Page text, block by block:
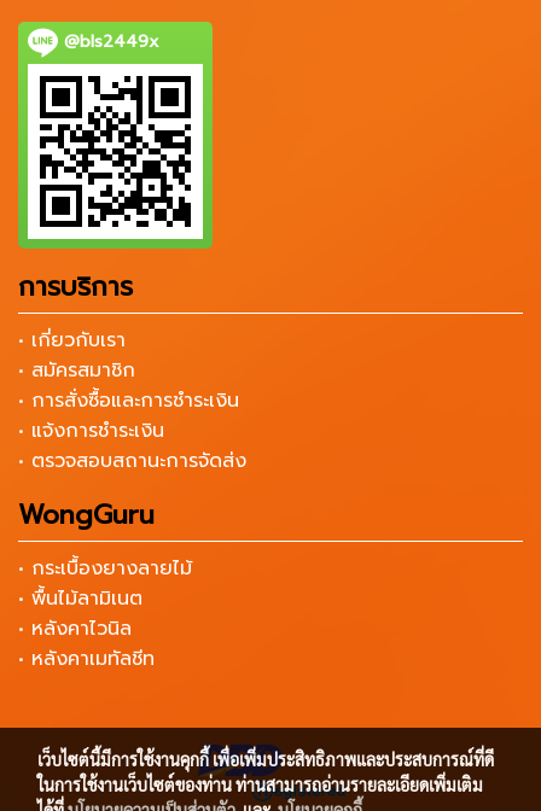
@bls2449x
การบริการ
• เกี่ยวกับเรา
• สมัครสมาชิก
• การสั่งซื้อและการชำระเงิน
• แจ้งการชำระเงิน
• ตรวจสอบสถานะการจัดส่ง
WongGuru
• กระเบื้องยางลายไม้
• พื้นไม้ลามิเนต
• หลังคาไวนิล
• หลังคาเมทัลชีท
เว็บไซต์นี้มีการใช้งานคุกกี้ เพื่อเพิ่มประสิทธิภาพและประสบการณ์ที่ดี
ในการใช้งานเว็บไซต์ของท่าน ท่านสามารถอ่านรายละเอียดเพิ่มเติม